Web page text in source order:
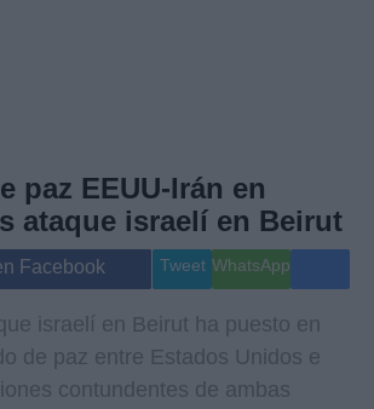
Gente
Musica
paz EEUU-Irán en
ataque israelí en Beirut
Facebook Tweet WhatsApp
israelí en Beirut ha puesto en
de paz entre Estados Unidos e
contundentes de ambas